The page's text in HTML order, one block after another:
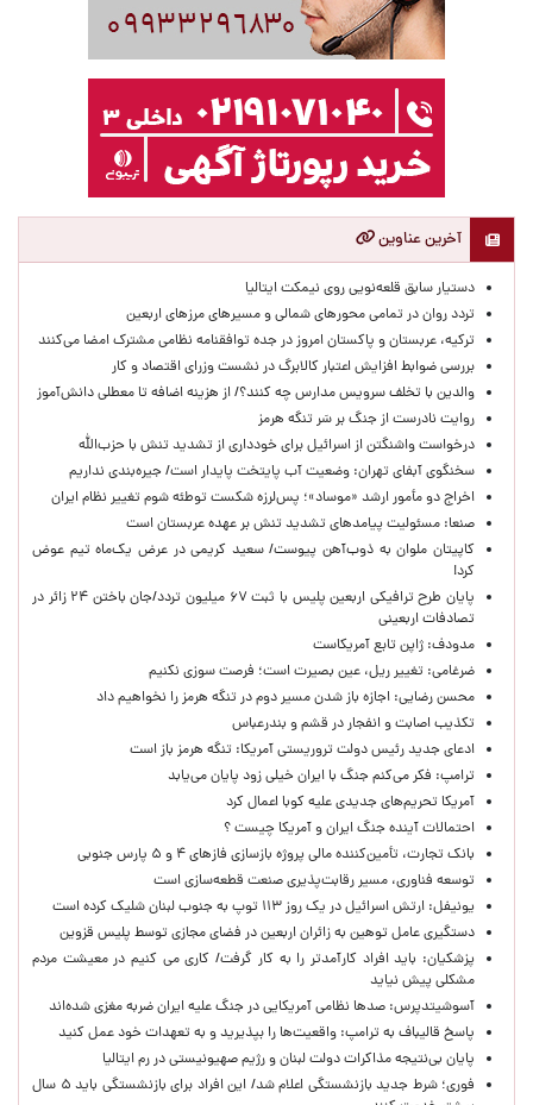
آخرین عناوین
دستیار سابق قلعه‌نویی روی نیمکت ایتالیا
تردد روان در تمامی محورهای شمالی و مسیرهای مرزهای اربعین
ترکیه، عربستان و پاکستان امروز در جده توافقنامه نظامی مشترک امضا می‌کنند
بررسی ضوابط افزایش اعتبار کالابرگ در نشست وزرای اقتصاد و کار
والدین با تخلف سرویس مدارس چه کنند؟/ از هزینه اضافه تا معطلی دانش‌آموز
روایت نادرست از جنگ بر سَر تنگه هرمز
درخواست واشنگتن از اسرائیل برای خودداری از تشدید تنش با حزب‌الله
سخنگوی آبفای تهران: وضعیت آب پایتخت پایدار است/ جیره‌بندی نداریم
اخراج دو مأمور ارشد «موساد»؛ پس‌لرزه شکست توطئه شوم تغییر نظام ایران
صنعا: مسئولیت پیامدهای تشدید تنش بر عهده عربستان است
کاپیتان ملوان به ذوب‌آهن پیوست/ سعید کریمی در عرض یک‌ماه تیم عوض
کرد!
پایان طرح ترافیکی اربعین پلیس با ثبت ۶۷ میلیون تردد/جان باختن ۲۴ زائر در
تصادفات اربعینی
مدودف: ژاپن تابع آمریکاست
ضرغامی: تغییر ریل، عین بصیرت است؛ فرصت سوزی نکنیم
محسن رضایی: اجازه باز شدن مسیر دوم در تنگه هرمز را نخواهیم داد
تکذیب اصابت و انفجار در قشم و بندرعباس
ادعای جدید رئیس دولت تروریستی آمریکا: تنگه هرمز باز است
ترامپ: فکر می‌کنم جنگ با ایران خیلی زود پایان می‌یابد
آمریکا تحریم‌های جدیدی علیه کوبا اعمال کرد
احتمالات آینده جنگ ایران و آمریکا چیست ؟
بانک تجارت، تأمین‌کننده مالی پروژه بازسازی فازهای ۴ و ۵ پارس جنوبی
توسعه فناوری، مسیر رقابت‌پذیری صنعت قطعه‌سازی است
یونیفل: ارتش اسرائیل در یک روز ۱۱۳ توپ به جنوب لبنان شلیک کرده است
دستگیری عامل توهین به زائران اربعین در فضای مجازی توسط پلیس قزوین
پزشکیان: باید افراد کارآمدتر را به کار گرفت/ کاری می کنیم در معیشت مردم
مشکلی پیش نیاید
آسوشیتدپرس: صدها نظامی آمریکایی در جنگ علیه ایران ضربه مغزی شده‌اند
پاسخ قالیباف به ترامپ: واقعیت‌ها را بپذیرید و به تعهدات خود عمل کنید
پایان بی‌نتیجه مذاکرات دولت لبنان و رژیم صهیونیستی در رم ایتالیا
فوری؛ شرط جدید بازنشستگی اعلام شد/ این افراد برای بازنشستگی باید ۵ سال